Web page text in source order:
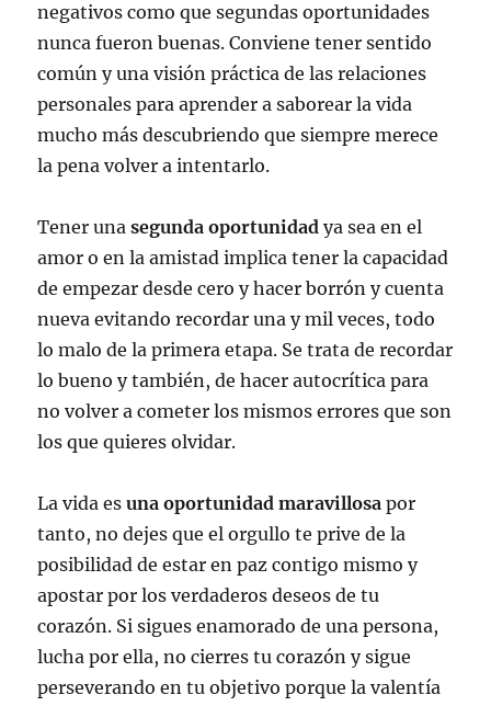
negativos como que segundas oportunidades
nunca fueron buenas. Conviene tener sentido
común y una visión práctica de las relaciones
personales para aprender a saborear la vida
mucho más descubriendo que siempre merece
la pena volver a intentarlo.
Tener unasegunda oportunidad ya sea en el
amor o en la amistad implica tener la capacidad
de empezar desde cero y hacer borrón y cuenta
nueva evitando recordar una y mil veces, todo
lo malo de la primera etapa. Se trata de recordar
lo bueno y también, de hacer autocrítica para
no volver a cometer los mismos errores que son
los que quieres olvidar.
La vida esuna oportunidad maravillosa por
tanto, no dejes que el orgullo te prive de la
posibilidad de estar en paz contigo mismo y
apostar por los verdaderos deseos de tu
corazón. Si sigues enamorado de una persona,
lucha por ella, no cierres tu corazón y sigue
perseverando en tu objetivo porque la valentía